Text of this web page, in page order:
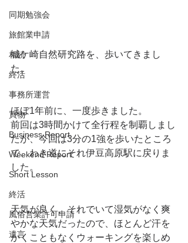
同期勉強会
旅館業申請
相続
終活
事務所運営
買物
Business Report
Weekend Report
Short Lesson
終活
風俗営業許可申請
遺言
城ケ崎自然研究路を、歩いてきまし
た。
ほぼ1年前に、一度歩きました。
前回は3時間かけて全行程を制覇しまし
たが、今回は3分の1強を歩いたところ
で、わき道にそれ伊豆高原駅に戻りま
した。
天気が良く、それでいて湿気がなく爽
やかな天気だったので、ほとんど汗を
かくこともなくウォーキングを楽しめ